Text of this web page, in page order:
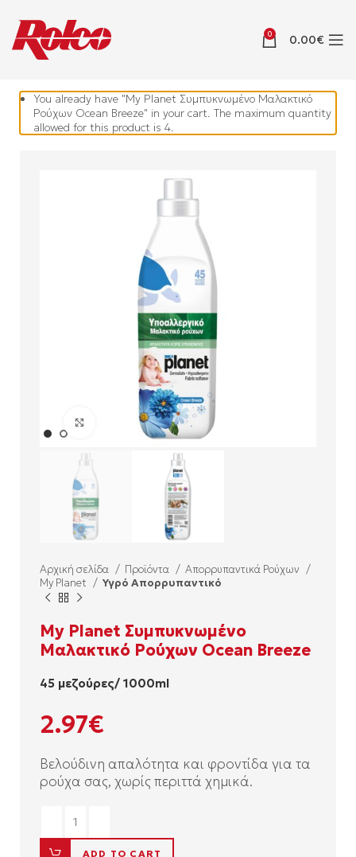
0 0.00€
You already have "My Planet Συμπυκνωμένο Μαλακτικό
Ρούχων Ocean Breeze" in your cart. The maximum quantity
allowed for this product is 4.
Click to enlarge
Αρχική σελίδα Προϊόντα
Απορρυπαντικά Ρούχων
My Planet
Υγρό Απορρυπαντικό
My Planet Συμπυκνωμένο
Μαλακτικό Ρούχων Ocean Breeze
45 μεζούρες/ 1000ml
2.97€
Βελούδινη απαλότητα και φροντίδα για τα
ρούχα σας, χωρίς περιττά χημικά.
ADD TO CART